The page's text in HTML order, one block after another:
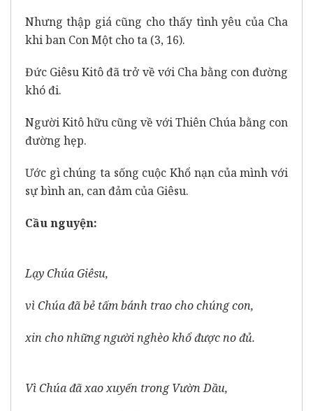
Nhưng thập giá cũng cho thấy tình yêu của Cha
khi ban Con Một cho ta (3, 16).
Đức Giêsu Kitô đã trở về với Cha bằng con đường
khó đi.
Người Kitô hữu cũng về với Thiên Chúa bằng con
đường hẹp.
Ước gì chúng ta sống cuộc Khổ nạn của mình với
sự bình an, can đảm của Giêsu.
Cầu nguyện:
Lạy Chúa Giêsu,
vì Chúa đã bẻ tấm bánh trao cho chúng con,
xin cho những người nghèo khổ được no đủ.
Vì Chúa đã xao xuyến trong Vườn Dầu,